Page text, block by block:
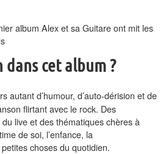
album Alex et sa Guitare ont mit les
dans cet album ?
autant d’humour, d’auto-dérision et de
flirtant avec le rock. Des
live et des thématiques chères à
de soi, l’enfance, la
choses du quotidien.